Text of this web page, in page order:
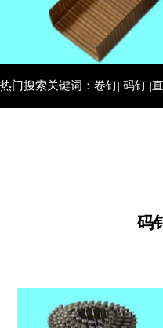
热门搜索关键词：卷钉| 码钉 |
码